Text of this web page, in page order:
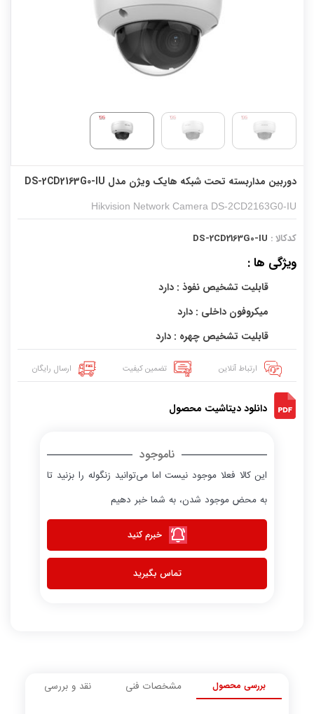
دوربین مداربسته تحت شبکه هایک ویژن مدل DS-2CD2163G0-IU
Hikvision Network Camera DS-2CD2163G0-IU
کدکالا : DS-2CD2163G0-IU
ویژگی ها :
قابلیت تشخیص نفوذ : دارد
میکروفون داخلی : دارد
قابلیت تشخیص چهره : دارد
ارتباط آنلاین تضمین کیفیت ارسال رایگان
دانلود دیتاشیت محصول
ناموجود
این کالا فعلا موجود نیست اما می‌توانید زنگوله را بزنید تا
به محض موجود شدن، به شما خبر دهیم
خبرم کنید
تماس بگیرید
بررسی محصول مشخصات فنی نقد و بررسی